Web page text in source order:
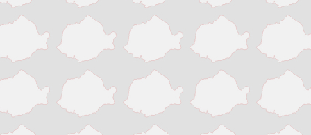
Tinaud
Turnu Magurele